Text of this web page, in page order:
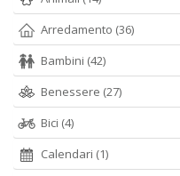
Arredamento (36)
Bambini (42)
Benessere (27)
Bici (4)
Calendari (1)